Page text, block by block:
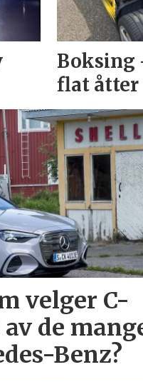
Boksing
flat åtter
velger C-
de
Benz?